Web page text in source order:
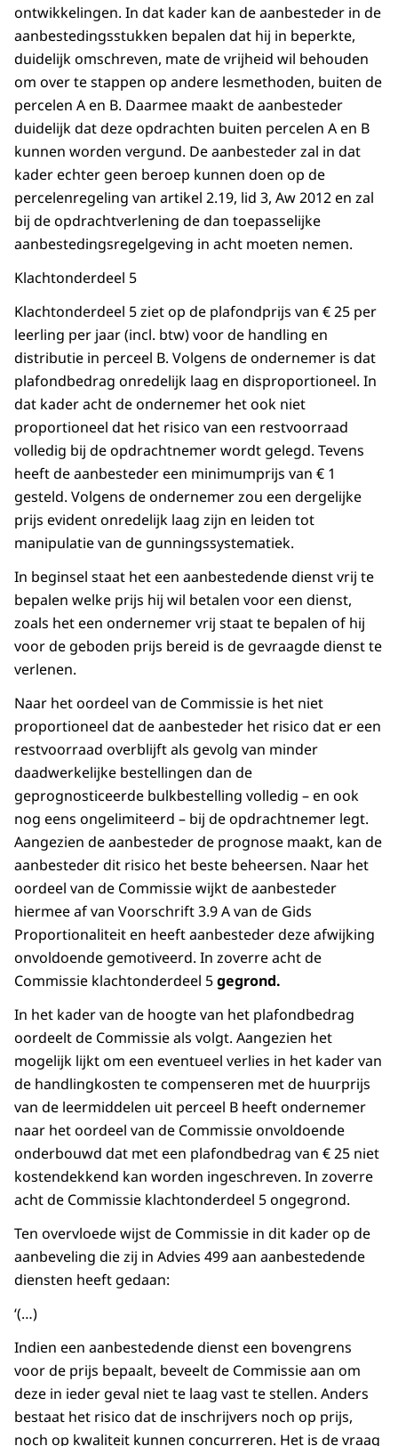
ontwikkelingen. In dat kader kan de aanbesteder in de
aanbestedingsstukken bepalen dat hij in beperkte,
duidelijk omschreven, mate de vrijheid wil behouden
om over te stappen op andere lesmethoden, buiten de
percelen A en B. Daarmee maakt de aanbesteder
duidelijk dat deze opdrachten buiten percelen A en B
kunnen worden vergund. De aanbesteder zal in dat
kader echter geen beroep kunnen doen op de
percelenregeling van artikel 2.19, lid 3, Aw 2012 en zal
bij de opdrachtverlening de dan toepasselijke
aanbestedingsregelgeving in acht moeten nemen.
Klachtonderdeel 5
Klachtonderdeel 5 ziet op de plafondprijs van € 25 per
leerling per jaar (incl. btw) voor de handling en
distributie in perceel B. Volgens de ondernemer is dat
plafondbedrag onredelijk laag en disproportioneel. In
dat kader acht de ondernemer het ook niet
proportioneel dat het risico van een restvoorraad
volledig bij de opdrachtnemer wordt gelegd. Tevens
heeft de aanbesteder een minimumprijs van € 1
gesteld. Volgens de ondernemer zou een dergelijke
prijs evident onredelijk laag zijn en leiden tot
manipulatie van de gunningssystematiek.
In beginsel staat het een aanbestedende dienst vrij te
bepalen welke prijs hij wil betalen voor een dienst,
zoals het een ondernemer vrij staat te bepalen of hij
voor de geboden prijs bereid is de gevraagde dienst te
verlenen.
Naar het oordeel van de Commissie is het niet
proportioneel dat de aanbesteder het risico dat er een
restvoorraad overblijft als gevolg van minder
daadwerkelijke bestellingen dan de
geprognosticeerde bulkbestelling volledig – en ook
nog eens ongelimiteerd – bij de opdrachtnemer legt.
Aangezien de aanbesteder de prognose maakt, kan de
aanbesteder dit risico het beste beheersen. Naar het
oordeel van de Commissie wijkt de aanbesteder
hiermee af van Voorschrift 3.9 A van de Gids
Proportionaliteit en heeft aanbesteder deze afwijking
onvoldoende gemotiveerd. In zoverre acht de
Commissie klachtonderdeel 5gegrond.
In het kader van de hoogte van het plafondbedrag
oordeelt de Commissie als volgt. Aangezien het
mogelijk lijkt om een eventueel verlies in het kader van
de handlingkosten te compenseren met de huurprijs
van de leermiddelen uit perceel B heeft ondernemer
naar het oordeel van de Commissie onvoldoende
onderbouwd dat met een plafondbedrag van € 25 niet
kostendekkend kan worden ingeschreven. In zoverre
acht de Commissie klachtonderdeel 5 ongegrond.
Ten overvloede wijst de Commissie in dit kader op de
aanbeveling die zij in Advies 499 aan aanbestedende
diensten heeft gedaan:
‘(…)
Indien een aanbestedende dienst een bovengrens
voor de prijs bepaalt, beveelt de Commissie aan om
deze in ieder geval niet te laag vast te stellen. Anders
bestaat het risico dat de inschrijvers noch op prijs,
noch op kwaliteit kunnen concurreren. Het is de vraag